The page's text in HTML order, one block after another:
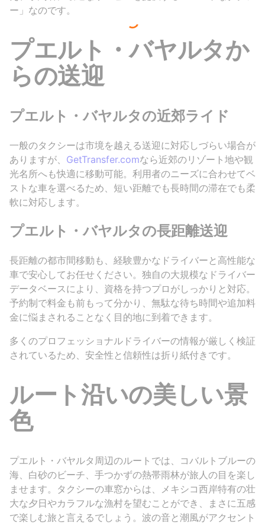
ー」なのです。
プエルト・バヤルタか
らの送迎
プエルト・バヤルタの近郊ライド
一般のタクシーは市境を越える送迎に対応しづらい場合が
ありますが、 GetTransfer.comなら近郊のリゾート地や観
光名所へも快適に移動可能。利用者のニーズに合わせてベ
ストな車を選べるため、短い距離でも長時間の滞在でも柔
軟に対応します。
プエルト・バヤルタの長距離送迎
長距離の都市間移動も、経験豊かなドライバーと高性能な
車で安心してお任せください。独自の大規模なドライバー
データベースにより、資格を持つプロがしっかりと対応。
予約制で料金も前もって分かり、無駄な待ち時間や追加料
金に悩まされることなく目的地に到着できます。
多くのプロフェッショナルドライバーの情報が厳しく検証
されているため、安全性と信頼性は折り紙付きです。
ルート沿いの美しい景
色
プエルト・バヤルタ周辺のルートでは、コバルトブルーの
海、白砂のビーチ、手つかずの熱帯雨林が旅人の目を楽し
ませます。タクシーの車窓からは、メキシコ西岸特有の壮
大な夕日やカラフルな漁村を望むことができ、まさに五感
で楽しむ旅と言えるでしょう。波の音と潮風がアクセント